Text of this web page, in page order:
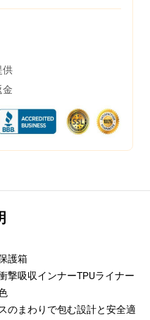
供
金
護箱
撃吸収インナーTPUライナー
のまわりで包む設計と安全適